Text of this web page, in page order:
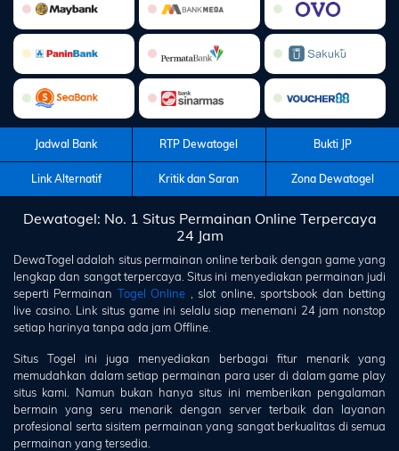
Jadwal Bank RTP Dewatogel Bukti JP
Link Alternatif Kritik dan Saran Zona Dewatogel
Dewatogel: No. 1 Situs Permainan Online Terpercaya
24 Jam
DewaTogel adalah situs permainan online terbaik dengan game yang
lengkap dan sangat terpercaya. Situs ini menyediakan permainan judi
seperti Permainan Togel Online , slot online, sportsbook dan betting
live casino. Link situs game ini selalu siap menemani 24 jam nonstop
setiap harinya tanpa ada jam Offline.
Situs Togel ini juga menyediakan berbagai fitur menarik yang
memudahkan dalam setiap permainan para user di dalam game play
situs kami. Namun bukan hanya situs ini memberikan pengalaman
bermain yang seru menarik dengan server terbaik dan layanan
profesional serta sisitem permainan yang sangat berkualitas di semua
permainan yang tersedia.